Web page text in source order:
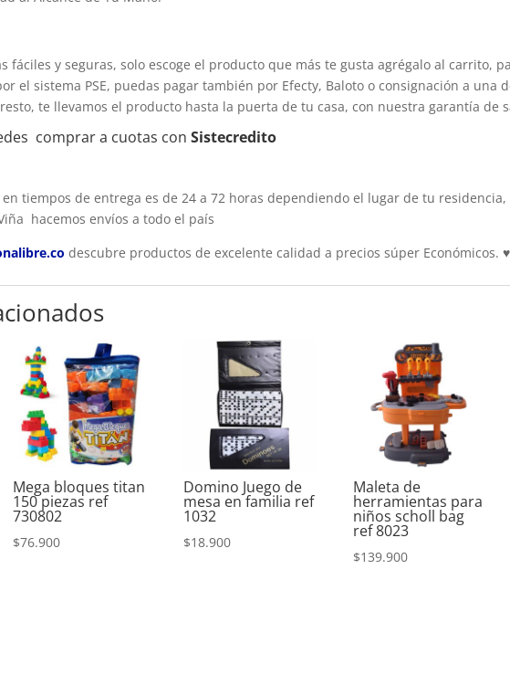
fáciles y seguras, solo escoge el producto que más te gusta agrégalo al carrito,
el sistema PSE, puedas pagar también por Efecty, Baloto o consignación a una
te llevamos el producto hasta la puerta de tu casa, con nuestra garantía de
comprar a cuotas con Sistecredito
tiempos de entrega es de 24 a 72 horas dependiendo el lugar de tu
hacemos envíos a todo el país
descubre productos de excelente calidad a precios súper Económicos. ♥
Mega bloques titan
150 piezas ref
730802
$76.900
Domino Juego de
mesa en familia ref
1032
$18.900
Maleta de
herramientas para
niños scholl bag
ref 8023
$139.900